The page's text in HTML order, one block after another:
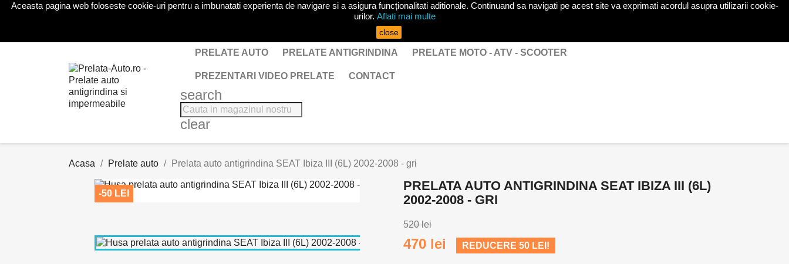
shopping_cart
PRELATE AUTO PRELATE ANTIGRINDINA PRELATE MOTO - ATV - SCOOTER
PREZENTARI VIDEO PRELATE CONTACT
search
clear
Acasa Prelate auto Prelata auto antigrindina SEAT Ibiza III (6L) 2002-2008 - gri
-50 LEI
PRELATA AUTO ANTIGRINDINA SEAT IBIZA III (6L)
2002-2008 - GRI
520 lei
470 lei REDUCERE 50 LEI!
Aceasta pagina web foloseste cookie-uri pentru a imbunatati experienta de navigare si a asigura funcționalitati aditionale. Continuand sa navigati pe acest site va exprimati acordul asupra utilizarii cookie-
urilor. Aflati mai multe
close